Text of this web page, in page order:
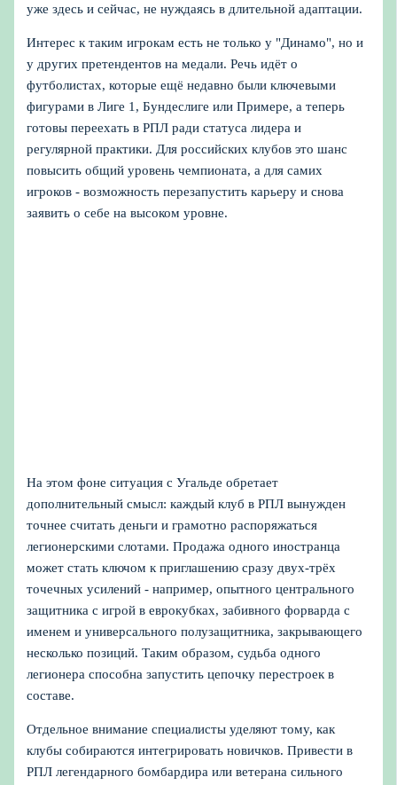
уже здесь и сейчас, не нуждаясь в длительной адаптации.
Интерес к таким игрокам есть не только у "Динамо", но и
у других претендентов на медали. Речь идёт о
футболистах, которые ещё недавно были ключевыми
фигурами в Лиге 1, Бундеслиге или Примере, а теперь
готовы переехать в РПЛ ради статуса лидера и
регулярной практики. Для российских клубов это шанс
повысить общий уровень чемпионата, а для самих
игроков - возможность перезапустить карьеру и снова
заявить о себе на высоком уровне.
На этом фоне ситуация с Угальде обретает
дополнительный смысл: каждый клуб в РПЛ вынужден
точнее считать деньги и грамотно распоряжаться
легионерскими слотами. Продажа одного иностранца
может стать ключом к приглашению сразу двух-трёх
точечных усилений - например, опытного центрального
защитника с игрой в еврокубках, забивного форварда с
именем и универсального полузащитника, закрывающего
несколько позиций. Таким образом, судьба одного
легионера способна запустить цепочку перестроек в
составе.
Отдельное внимание специалисты уделяют тому, как
клубы собираются интегрировать новичков. Привести в
РПЛ легендарного бомбардира или ветерана сильного